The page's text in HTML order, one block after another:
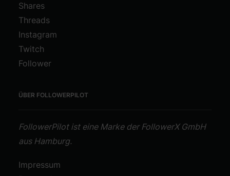
Shares
Threads
Instagram
Twitch
Follower
ÜBER FOLLOWERPILOT
FollowerPilot ist eine Marke der FollowerX GmbH
aus Hamburg.
Impressum